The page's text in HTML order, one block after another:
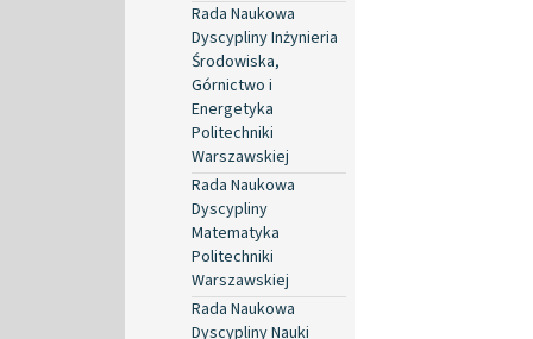
Rada Naukowa
Dyscypliny Inżynieria
Środowiska,
Górnictwo i
Energetyka
Politechniki
Warszawskiej
Rada Naukowa
Dyscypliny
Matematyka
Politechniki
Warszawskiej
Rada Naukowa
Dyscypliny Nauki